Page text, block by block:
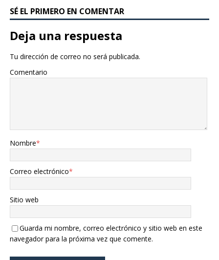
SÉ EL PRIMERO EN COMENTAR
Deja una respuesta
Tu dirección de correo no será publicada.
Comentario
Nombre*
Correo electrónico*
Sitio web
Guarda mi nombre, correo electrónico y sitio web en este
navegador para la próxima vez que comente.